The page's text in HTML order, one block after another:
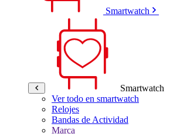
Smartwatch
Smartwatch
Ver todo en smartwatch
Relojes
Bandas de Actividad
Marca